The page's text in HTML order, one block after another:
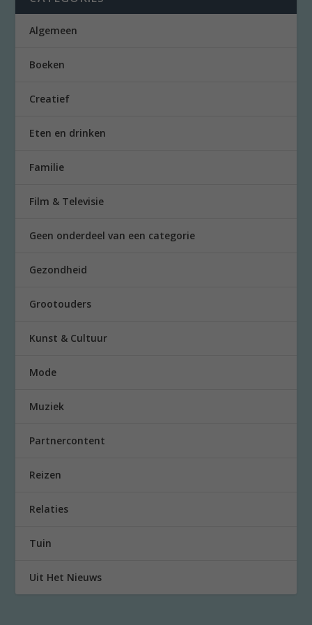
Algemeen
Boeken
Creatief
Eten en drinken
Familie
Film & Televisie
Geen onderdeel van een categorie
Gezondheid
Grootouders
Kunst & Cultuur
Mode
Muziek
Partnercontent
Reizen
Relaties
Tuin
Uit Het Nieuws